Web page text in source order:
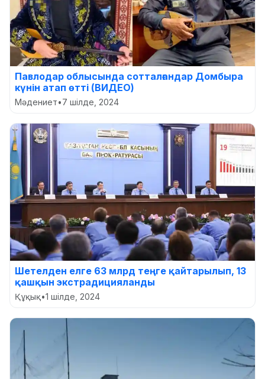
Павлодар облысында сотталғандар Домбыра
күнін атап өтті (ВИДЕО)
Мәдениет•7 шілде, 2024
Шетелден елге 63 млрд теңге қайтарылып, 13
қашқын экстрадицияланды
Құқық•1 шілде, 2024